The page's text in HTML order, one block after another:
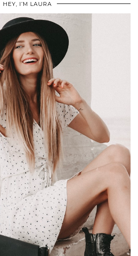
HEY, I’M LAURA